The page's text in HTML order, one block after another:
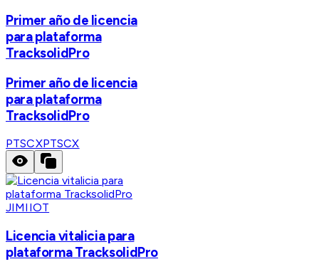
Primer año de licencia
para plataforma
TracksolidPro
Primer año de licencia
para plataforma
TracksolidPro
PTSCXPTSCX
JIMIIOT
Licencia vitalicia para
plataforma TracksolidPro